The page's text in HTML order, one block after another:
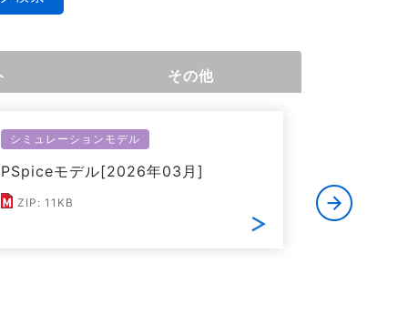
その他
シミュレーションモデル
PSpiceモデル[2026年03月]
ZIP: 11KB